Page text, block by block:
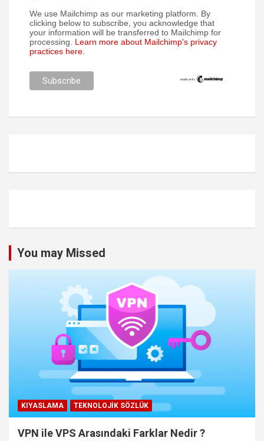
We use Mailchimp as our marketing platform. By
clicking below to subscribe, you acknowledge that
your information will be transferred to Mailchimp for
processing. Learn more about Mailchimp's privacy
practices here.
You may Missed
KIYASLAMA TEKNOLOJIK SÖZLÜK
VPN ile VPS Arasındaki Farklar Nedir ?